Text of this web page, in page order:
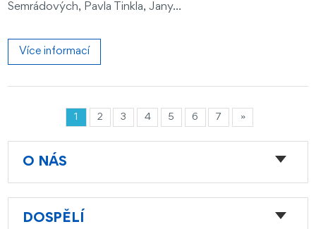
Semrádových, Pavla Tinkla, Jany...
Více informací
1 2 3 4 5 6 7 »
O NÁS
DOSPĚLÍ